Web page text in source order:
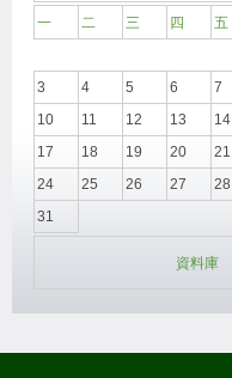
一 二 三 四 五
3
4 5 6 7
10
11 12 13 14
17
18 19 20 21
24
25 26 27 28
31
資料庫